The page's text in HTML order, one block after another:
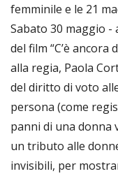
femminile e le 21
Sabato 30 maggio
del film “C’è
alla regia, Paola
del diritto di voto
persona (come
panni di una donna
un tributo alle
invisibili, per